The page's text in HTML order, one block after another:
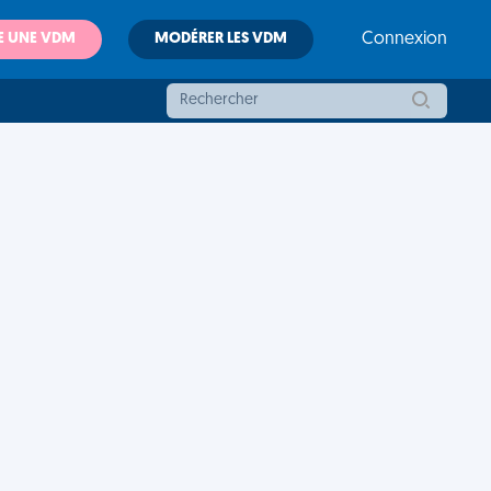
UNE VDM MODÉRER LES VDM Connexion